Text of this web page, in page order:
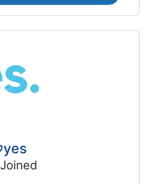
לידים לyes
Joined